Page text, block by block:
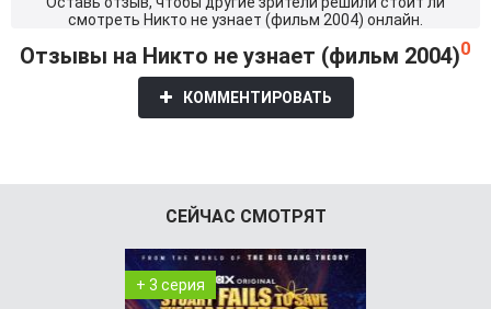
смотреть Никто не узнает (фильм 2004) онлайн.
Отзывы на Никто не узнает (фильм 2004)0
КОММЕНТИРОВАТЬ
СЕЙЧАС СМОТРЯТ
+ 3 серия